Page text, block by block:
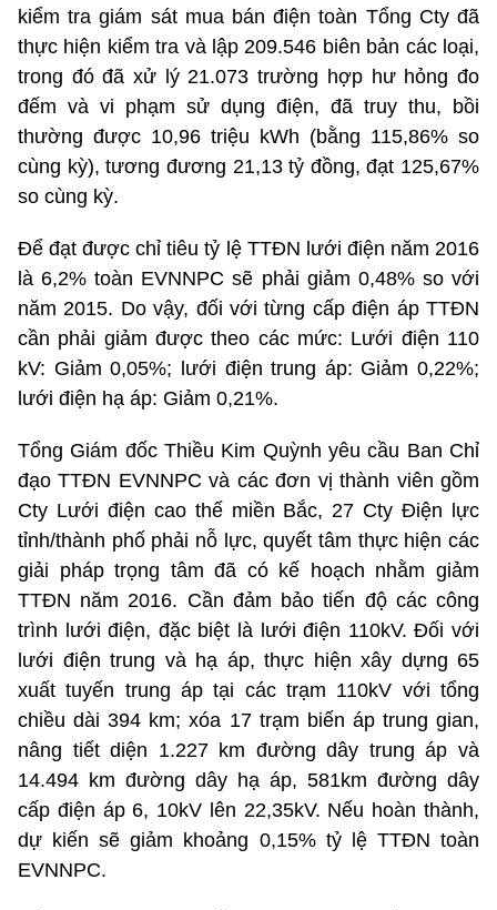
kiểm tra giám sát mua bán điện toàn Tổng Cty đã
thực hiện kiểm tra và lập 209.546 biên bản các loại,
trong đó đã xử lý 21.073 trường hợp hư hỏng đo
đếm và vi phạm sử dụng điện, đã truy thu, bồi
thường được 10,96 triệu kWh (bằng 115,86% so
cùng kỳ), tương đương 21,13 tỷ đồng, đạt 125,67%
so cùng kỳ.
Để đạt được chỉ tiêu tỷ lệ TTĐN lưới điện năm 2016
là 6,2% toàn EVNNPC sẽ phải giảm 0,48% so với
năm 2015. Do vậy, đối với từng cấp điện áp TTĐN
cần phải giảm được theo các mức: Lưới điện 110
kV: Giảm 0,05%; lưới điện trung áp: Giảm 0,22%;
lưới điện hạ áp: Giảm 0,21%.
Tổng Giám đốc Thiều Kim Quỳnh yêu cầu Ban Chỉ
đạo TTĐN EVNNPC và các đơn vị thành viên gồm
Cty Lưới điện cao thế miền Bắc, 27 Cty Điện lực
tỉnh/thành phố phải nỗ lực, quyết tâm thực hiện các
giải pháp trọng tâm đã có kế hoạch nhằm giảm
TTĐN năm 2016. Cần đảm bảo tiến độ các công
trình lưới điện, đặc biệt là lưới điện 110kV. Đối với
lưới điện trung và hạ áp, thực hiện xây dựng 65
xuất tuyến trung áp tại các trạm 110kV với tổng
chiều dài 394 km; xóa 17 trạm biến áp trung gian,
nâng tiết diện 1.227 km đường dây trung áp và
14.494 km đường dây hạ áp, 581km đường dây
cấp điện áp 6, 10kV lên 22,35kV. Nếu hoàn thành,
dự kiến sẽ giảm khoảng 0,15% tỷ lệ TTĐN toàn
EVNNPC.